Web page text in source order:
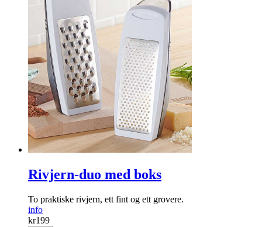
Rivjern-duo med boks
To praktiske rivjern, ett fint og ett grovere.
info
kr199